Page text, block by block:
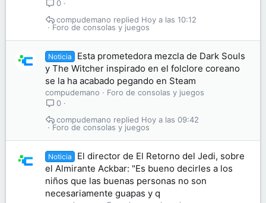
0
Foro de consolas y juegos
Hoy a las 10:12
compudemano
Noticia
Esta prometedora mezcla de Dark Souls
y The Witcher inspirado en el folclore coreano
se la ha acabado pegando en Steam
compudemano
Foro de consolas y juegos
0
Foro de consolas y juegos
Hoy a las 09:42
compudemano
Noticia
El director de El Retorno del Jedi, sobre
el Almirante Ackbar: "Es bueno decirles a los
niños que las buenas personas no son
necesariamente guapas y q